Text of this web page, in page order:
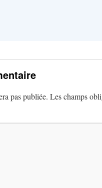
pas publiée. Les champs